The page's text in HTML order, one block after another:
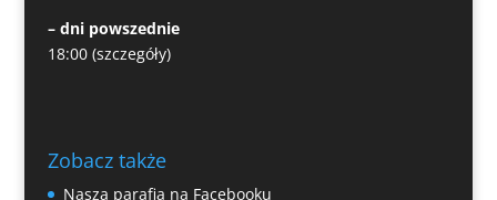
– dni powszednie
18:00 (szczegóły)
Zobacz także
Nasza parafia na Facebooku